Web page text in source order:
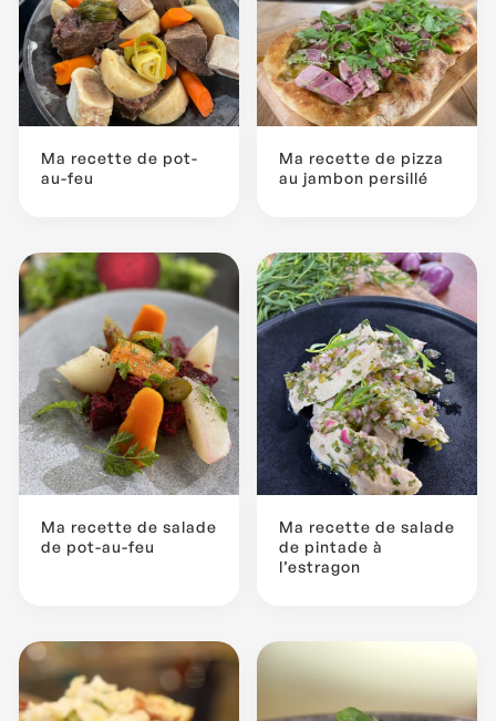
Ma recette de pot-
au-feu
Ma recette de pizza
au jambon persillé
Ma recette de salade
de pot-au-feu
Ma recette de salade
de pintade à
l’estragon